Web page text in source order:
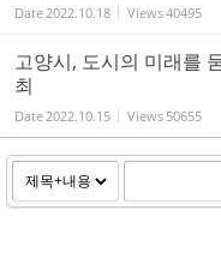
Date 2022.10.18 Views40495
고양시, 도시의 미래를
최
Date 2022.10.15 Views 50655